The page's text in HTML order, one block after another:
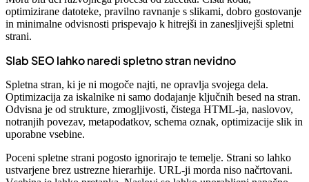
optimizirane datoteke, pravilno ravnanje s slikami, dobro gostovanje
in minimalne odvisnosti prispevajo k hitrejši in zanesljivejši spletni
strani.
Slab SEO lahko naredi spletno stran nevidno
Spletna stran, ki je ni mogoče najti, ne opravlja svojega dela.
Optimizacija za iskalnike ni samo dodajanje ključnih besed na stran.
Odvisna je od strukture, zmogljivosti, čistega HTML-ja, naslovov,
notranjih povezav, metapodatkov, schema oznak, optimizacije slik in
uporabne vsebine.
Poceni spletne strani pogosto ignorirajo te temelje. Strani so lahko
ustvarjene brez ustrezne hierarhije. URL-ji morda niso načrtovani.